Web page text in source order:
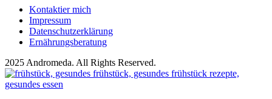
Kontaktier mich
Impressum
Datenschutzerklärung
Ernährungsberatung
2025 Andromeda. All Rights Reserved.